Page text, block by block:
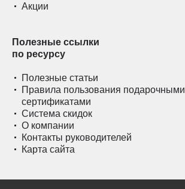
Акции
Полезные ссылки
по ресурсу
Полезные статьи
Правила пользования подарочными
сертификатами
Система скидок
О компании
Контакты руководителей
Карта сайта